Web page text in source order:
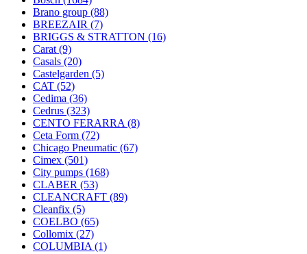
Brano group (88)
BREEZAIR (7)
BRIGGS & STRATTON (16)
Carat (9)
Casals (20)
Castelgarden (5)
CAT (52)
Cedima (36)
Cedrus (323)
CENTO FERARRA (8)
Ceta Form (72)
Chicago Pneumatic (67)
Cimex (501)
City pumps (168)
CLABER (53)
CLEANCRAFT (89)
Cleanfix (5)
COELBO (65)
Collomix (27)
COLUMBIA (1)